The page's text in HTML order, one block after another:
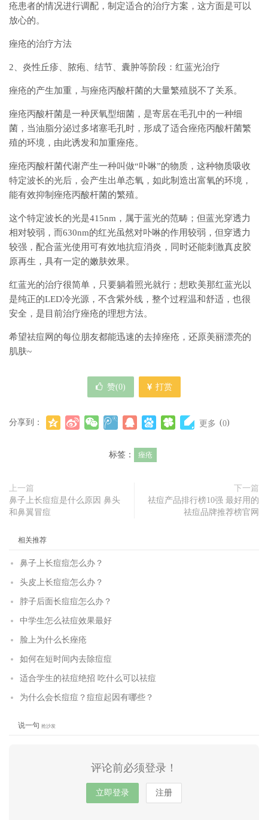
疮患者的情况进行调配，制定适合的治疗方案，这方面是可以
放心的。
痤疮的治疗方法
2、炎性丘疹、脓疱、结节、囊肿等阶段：红蓝光治疗
痤疮的产生加重，与痤疮丙酸杆菌的大量繁殖脱不了关系。
痤疮丙酸杆菌是一种厌氧型细菌，是寄居在毛孔中的一种细
菌，当油脂分泌过多堵塞毛孔时，形成了适合痤疮丙酸杆菌繁
殖的环境，由此诱发和加重痤疮。
痤疮丙酸杆菌代谢产生一种叫做“卟啉”的物质，这种物质吸收
特定波长的光后，会产生出单态氧，如此制造出富氧的环境，
能有效抑制痤疮丙酸杆菌的繁殖。
这个特定波长的光是415nm，属于蓝光的范畴；但蓝光穿透力
相对较弱，而630nm的红光虽然对卟啉的作用较弱，但穿透力
较强，配合蓝光使用可有效地抗痘消炎，同时还能刺激真皮胶
原再生，具有一定的嫩肤效果。
红蓝光的治疗很简单，只要躺着照光就行；想欧美那红蓝光以
是纯正的LED冷光源，不含紫外线，整个过程温和舒适，也很
安全，是目前治疗痤疮的理想方法。
希望祛痘网的每位朋友都能迅速的去掉痤疮，还原美丽漂亮的
肌肤~
赞(0) 打赏
分享到： 更多 (0)
标签： 痤疮
上一篇
鼻子上长痘痘是什么原因 鼻头
和鼻翼冒痘
下一篇
祛痘产品排行榜10强 最好用的
祛痘品牌推荐榜官网
相关推荐
鼻子上长痘痘怎么办？
头皮上长痘痘怎么办？
脖子后面长痘痘怎么办？
中学生怎么祛痘效果最好
脸上为什么长痤疮
如何在短时间内去除痘痘
适合学生的祛痘绝招 吃什么可以祛痘
为什么会长痘痘？痘痘起因有哪些？
说一句 抢沙发
评论前必须登录！
立即登录 注册